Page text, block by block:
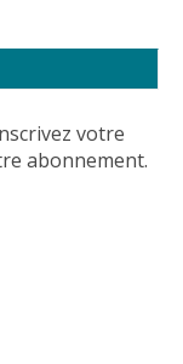
votre
abonnement.